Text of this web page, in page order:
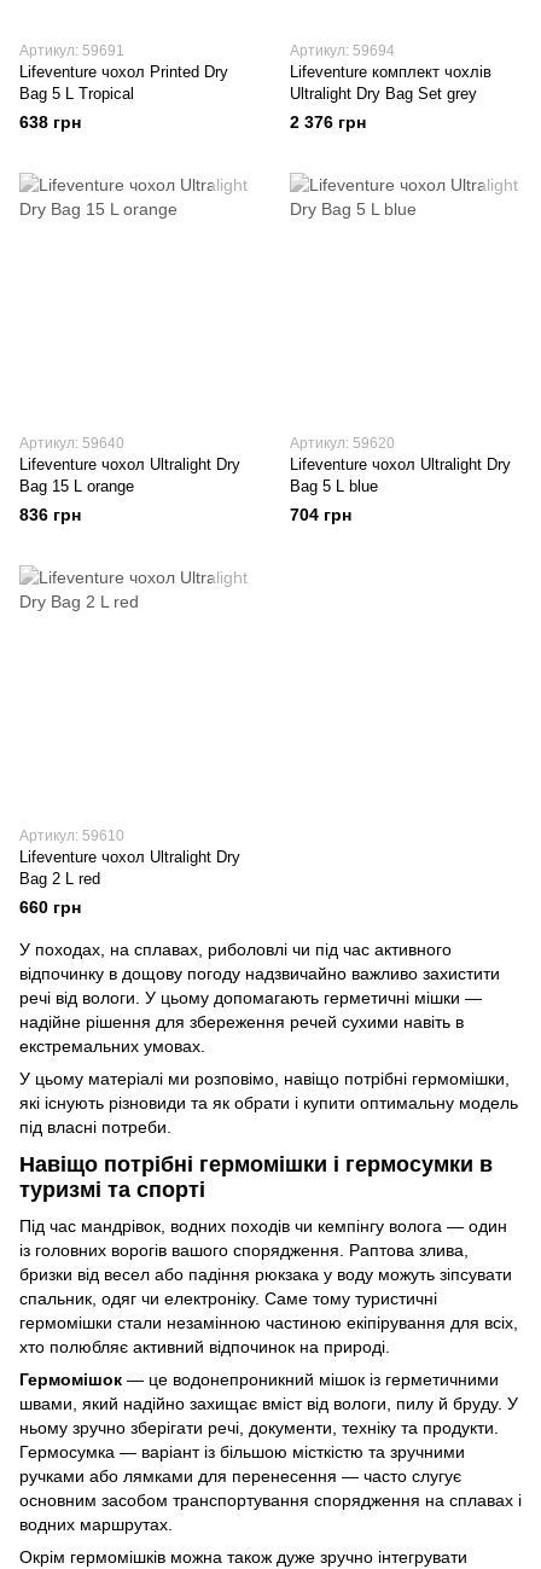
Артикул: 59691
Lifeventure чохол Printed Dry
Bag 5 L Tropical
638 грн
Артикул: 59694
Lifeventure комплект чохлів
Ultralight Dry Bag Set grey
2 376 грн
Артикул: 59640
Lifeventure чохол Ultralight Dry
Bag 15 L orange
836 грн
Артикул: 59620
Lifeventure чохол Ultralight Dry
Bag 5 L blue
704 грн
Артикул: 59610
Lifeventure чохол Ultralight Dry
Bag 2 L red
660 грн
У походах, на сплавах, риболовлі чи під час активного
відпочинку в дощову погоду надзвичайно важливо захистити
речі від вологи. У цьому допомагають герметичні мішки —
надійне рішення для збереження речей сухими навіть в
екстремальних умовах.
У цьому матеріалі ми розповімо, навіщо потрібні гермомішки,
які існують різновиди та як обрати і купити оптимальну модель
під власні потреби.
Навіщо потрібні гермомішки і гермосумки в
туризмі та спорті
Під час мандрівок, водних походів чи кемпінгу волога — один
із головних ворогів вашого спорядження. Раптова злива,
бризки від весел або падіння рюкзака у воду можуть зіпсувати
спальник, одяг чи електроніку. Саме тому туристичні
гермомішки стали незамінною частиною екіпірування для всіх,
хто полюбляє активний відпочинок на природі.
Гермомішок — це водонепроникний мішок із герметичними
швами, який надійно захищає вміст від вологи, пилу й бруду. У
ньому зручно зберігати речі, документи, техніку та продукти.
Гермосумка — варіант із більшою місткістю та зручними
ручками або лямками для перенесення — часто слугує
основним засобом транспортування спорядження на сплавах і
водних маршрутах.
Окрім гермомішків можна також дуже зручно інтегрувати